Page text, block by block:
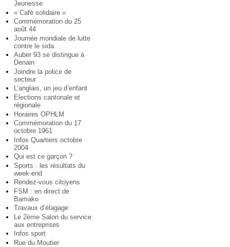
Jeunesse
« Café solidaire »
Commémoration du 25
août 44
Journée mondiale de lutte
contre le sida
Auber 93 se distingue à
Denain
Joindre la police de
secteur
L’anglais, un jeu d’enfant
Elections cantonale et
régionale
Horaires OPHLM
Commémoration du 17
octobre 1961
Infos Quartiers octobre
2004
Qui est ce garçon ?
Sports : les résultats du
week-end
Rendez-vous citoyens
FSM : en direct de
Bamako
Travaux d’élagage
Le 2ème Salon du service
aux entreprises
Infos sport
Rue du Moutier